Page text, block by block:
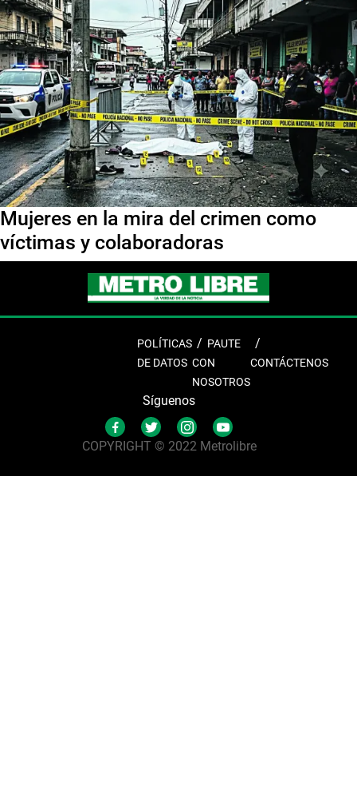
Mujeres en la mira del crimen como
víctimas y colaboradoras
POLÍTICAS
DE DATOS
PAUTE
CON
NOSOTROS
CONTÁCTENOS
Síguenos
COPYRIGHT © 2022 Metrolibre